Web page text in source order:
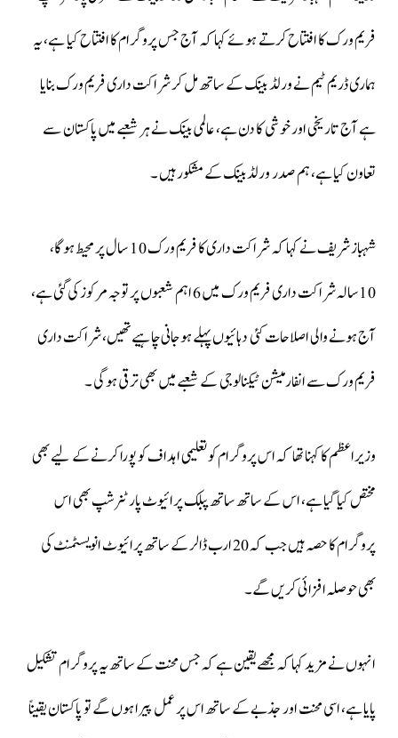
فریم ورک کا افتتاح کرتے ہوئے کہا کہ آج جس پروگرام کا افتتاح کیا ہے، یہ
ہماری ڈریم ٹیم نے ورلڈ بینک کے ساتھ مل کر شراکت داری فریم ورک بنایا
ہے آج تاریخی اور خوشی کا دن ہے، عالمی بینک نے ہر شعبے میں پاکستان سے
تعاون کیا ہے، ہم صدر ورلڈ بینک کے مشکور ہیں ۔
شہباز شریف نے کہا کہ شراکت داری کا فریم ورک 10 سال پر محیط ہوگا،
10سالہ شراکت داری فریم ورک میں 6 اہم شعبوں پر توجہ مرکوز کی گئی ہے،
آج ہونے والی اصلاحات کئی دہائیوں پہلے ہوجانی چاہیے تھیں، شراکت داری
فریم ورک سے انفارمیشن ٹیکنالوجی کے شعبے میں بھی ترقی ہوگی ۔
وزیراعظم کا کہنا تھا کہ اس پروگرام کو تعلیمی اہداف کو پورا کرنے کے لیے بھی
مختص کیا گیا ہے، اس کے ساتھ ساتھ پبلک پرائیوٹ پارٹنرشپ بھی اس
پروگرام کا حصہ ہیں جب کہ 20 ارب ڈالر کے ساتھ پرائیوٹ انویسٹمنٹ کی
بھی حوصلہ افزائی کریں گے۔
انہوں نے مزید کہا کہ مجھے یقین ہے کہ جس محنت کے ساتھ یہ پروگرام تشکیل
پایا ہے، اسی محنت اور جذبے کے ساتھ اس پر عمل پیرا ہوں گے تو پاکستان یقیناً